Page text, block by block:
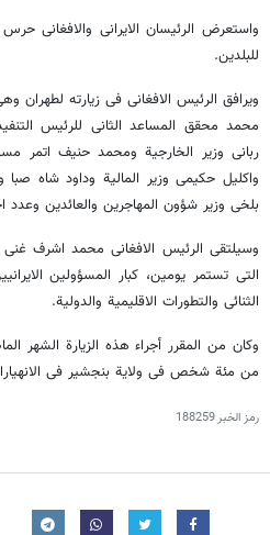
واستعرض الرئیسان الایرانی والافغانی
للبلدین.
ویرافق الرئیس الافغانی فی زیارته لطهران
محمد محقق المساعد الثانی للرئیس
ربانی وزیر الخارجیة ومحمد حنیف اتمر
واکلیل حکیمی وزیر المالیة وداود شاه
بلخی وزیر شؤون المهاجرین والعائدین
وسیلتقی الرئیس الافغانی محمد اشرف غنی
التی تستمر یومین، کبار المسؤولین
الثنائی والتطورات الاقلیمیة والدولیة.
وکان من المقرر أجراء هذه الزیارة الشهر
من مئة شخص فی ولایة بنجشیر فی
رمز الخبر188259